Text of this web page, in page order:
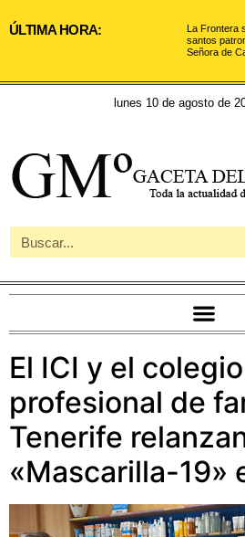
ÚLTIMA HORA:
La Frontera
santos
Señora de
lunes 10 de agosto de
El ICI y el colegio
profesional de
Tenerife
«Mascarilla-19»